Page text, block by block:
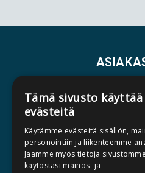
YLEISET
Tämä sivusto käyttää
evästeitä
Käytämme evästeitä sisällön,
personointiin ja liikenteemme
Jaamme myös tietoja sivustomme
käytöstäsi mainos- ja